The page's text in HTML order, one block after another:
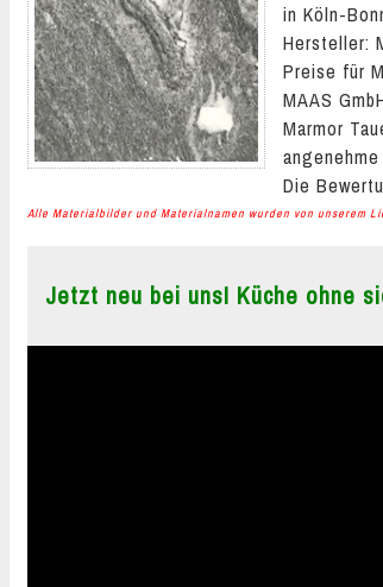
in Köln-
Hersteller:
Preise für
MAAS
Marmor
Die
Alle Materialbilder und Materialnamen wurden von unserem
Jetzt neu bei uns! Küche ohne